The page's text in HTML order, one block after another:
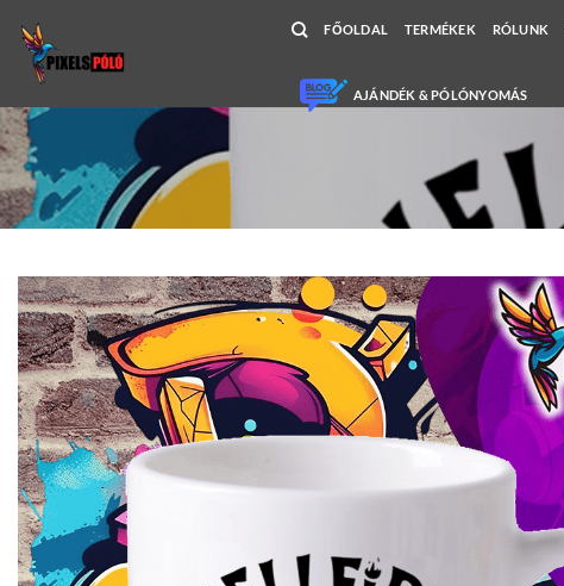
content
FŐOLDAL TERMÉKEK RÓLUNK
AJÁNDÉK & PÓLÓNYOMÁS